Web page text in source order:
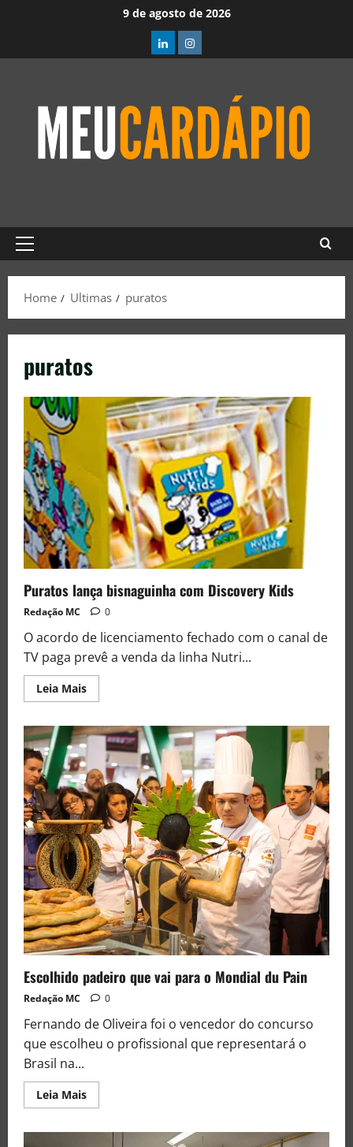
9 de agosto de 2026
Home Ultimas puratos
puratos
Puratos lança bisnaguinha com Discovery Kids
Redação MC 0
O acordo de licenciamento fechado com o canal de
TV paga prevê a venda da linha Nutri...
Leia Mais
Escolhido padeiro que vai para o Mondial du Pain
Redação MC 0
Fernando de Oliveira foi o vencedor do concurso
que escolheu o profissional que representará o
Brasil na...
Leia Mais